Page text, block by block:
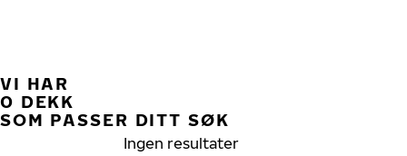
VI HAR
0 DEKK
SOM PASSER DITT SØK
Ingen resultater